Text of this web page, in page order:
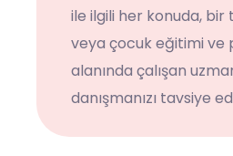
ile ilgili her konuda, bir
veya çocuk eğitimi ve
alanında çalışan
danışmanızı tavsiye